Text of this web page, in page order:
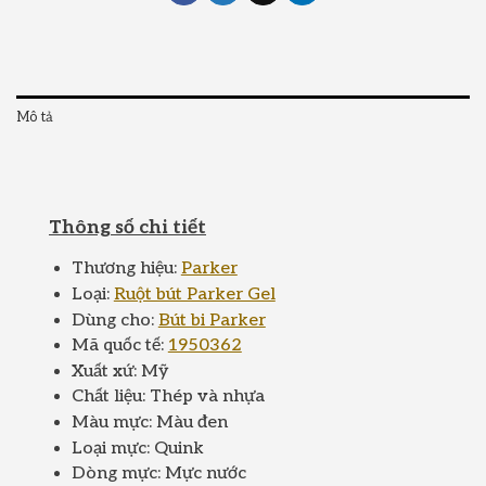
Mô tả
Thông số chi tiết
Thương hiệu: Parker
Loại: Ruột bút Parker Gel
Dùng cho: Bút bi Parker
Mã quốc tế: 1950362
Xuất xứ: Mỹ
Chất liệu: Thép và nhựa
Màu mực: Màu đen
Loại mực: Quink
Dòng mực: Mực nước